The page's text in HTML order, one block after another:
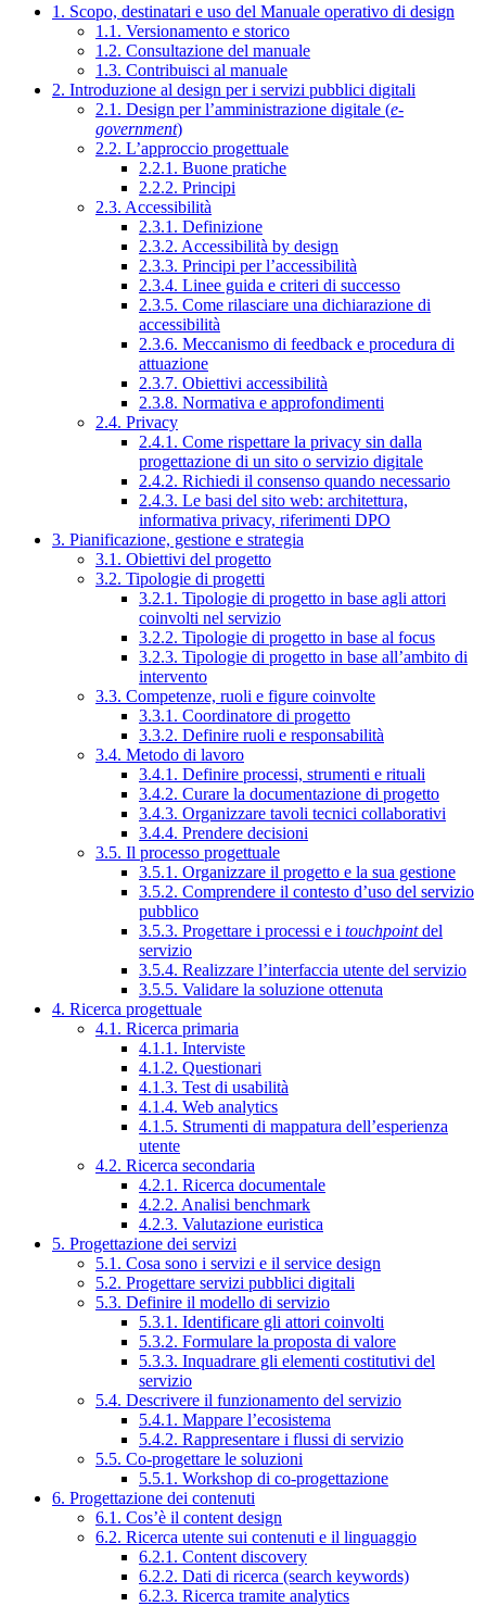
1. Scopo, destinatari e uso del Manuale operativo di design
1.1. Versionamento e storico
1.2. Consultazione del manuale
1.3. Contribuisci al manuale
2. Introduzione al design per i servizi pubblici digitali
2.1. Design per l’amministrazione digitale (e-
government)
2.2. L’approccio progettuale
2.2.1. Buone pratiche
2.2.2. Principi
2.3. Accessibilità
2.3.1. Definizione
2.3.2. Accessibilità by design
2.3.3. Principi per l’accessibilità
2.3.4. Linee guida e criteri di successo
2.3.5. Come rilasciare una dichiarazione di
accessibilità
2.3.6. Meccanismo di feedback e procedura di
attuazione
2.3.7. Obiettivi accessibilità
2.3.8. Normativa e approfondimenti
2.4. Privacy
2.4.1. Come rispettare la privacy sin dalla
progettazione di un sito o servizio digitale
2.4.2. Richiedi il consenso quando necessario
2.4.3. Le basi del sito web: architettura,
informativa privacy, riferimenti DPO
3. Pianificazione, gestione e strategia
3.1. Obiettivi del progetto
3.2. Tipologie di progetti
3.2.1. Tipologie di progetto in base agli attori
coinvolti nel servizio
3.2.2. Tipologie di progetto in base al focus
3.2.3. Tipologie di progetto in base all’ambito di
intervento
3.3. Competenze, ruoli e figure coinvolte
3.3.1. Coordinatore di progetto
3.3.2. Definire ruoli e responsabilità
3.4. Metodo di lavoro
3.4.1. Definire processi, strumenti e rituali
3.4.2. Curare la documentazione di progetto
3.4.3. Organizzare tavoli tecnici collaborativi
3.4.4. Prendere decisioni
3.5. Il processo progettuale
3.5.1. Organizzare il progetto e la sua gestione
3.5.2. Comprendere il contesto d’uso del servizio
pubblico
3.5.3. Progettare i processi e i touchpointdel
servizio
3.5.4. Realizzare l’interfaccia utente del servizio
3.5.5. Validare la soluzione ottenuta
4. Ricerca progettuale
4.1. Ricerca primaria
4.1.1. Interviste
4.1.2. Questionari
4.1.3. Test di usabilità
4.1.4. Web analytics
4.1.5. Strumenti di mappatura dell’esperienza
utente
4.2. Ricerca secondaria
4.2.1. Ricerca documentale
4.2.2. Analisi benchmark
4.2.3. Valutazione euristica
5. Progettazione dei servizi
5.1. Cosa sono i servizi e il service design
5.2. Progettare servizi pubblici digitali
5.3. Definire il modello di servizio
5.3.1. Identificare gli attori coinvolti
5.3.2. Formulare la proposta di valore
5.3.3. Inquadrare gli elementi costitutivi del
servizio
5.4. Descrivere il funzionamento del servizio
5.4.1. Mappare l’ecosistema
5.4.2. Rappresentare i flussi di servizio
5.5. Co-progettare le soluzioni
5.5.1. Workshop di co-progettazione
6. Progettazione dei contenuti
6.1. Cos’è il content design
6.2. Ricerca utente sui contenuti e il linguaggio
6.2.1. Content discovery
6.2.2. Dati di ricerca (search keywords)
6.2.3. Ricerca tramite analytics